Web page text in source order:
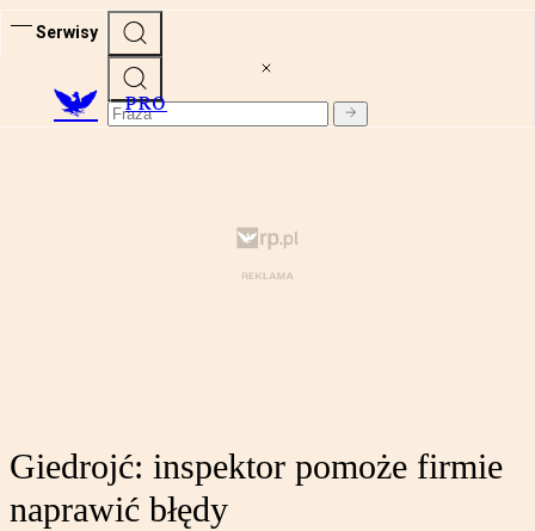
Serwisy
PRO
Giedrojć: inspektor pomoże firmie
naprawić błędy